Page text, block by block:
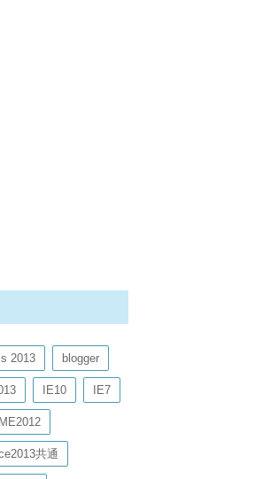
2013 blogger
IE10 IE7
IME2012
共通